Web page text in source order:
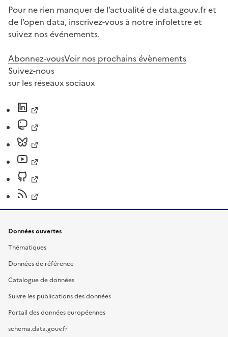
Pour ne rien manquer de l’actualité de data.gouv.fr et
de l’open data, inscrivez-vous à notre infolettre et
suivez nos événements.
Abonnez-vousVoir nos prochains évènements
Suivez-nous
sur les réseaux sociaux
Données ouvertes
Thématiques
Données de référence
Catalogue de données
Suivre les publications des données
Portail des données européennes
schema.data.gouv.fr